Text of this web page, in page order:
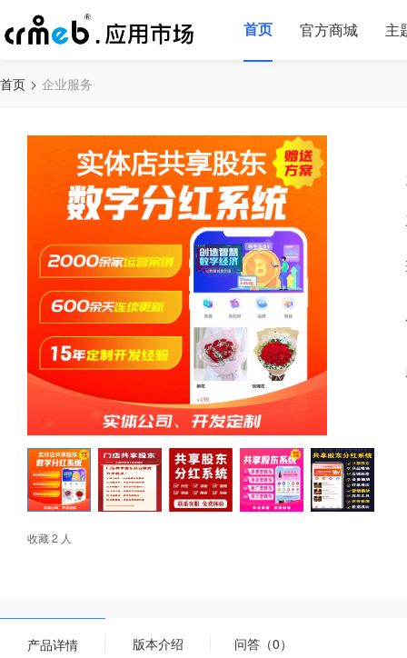
首页 官方商城 主
首页 企业服务
收藏 2 人
产品详情 版本介绍 问答（0）